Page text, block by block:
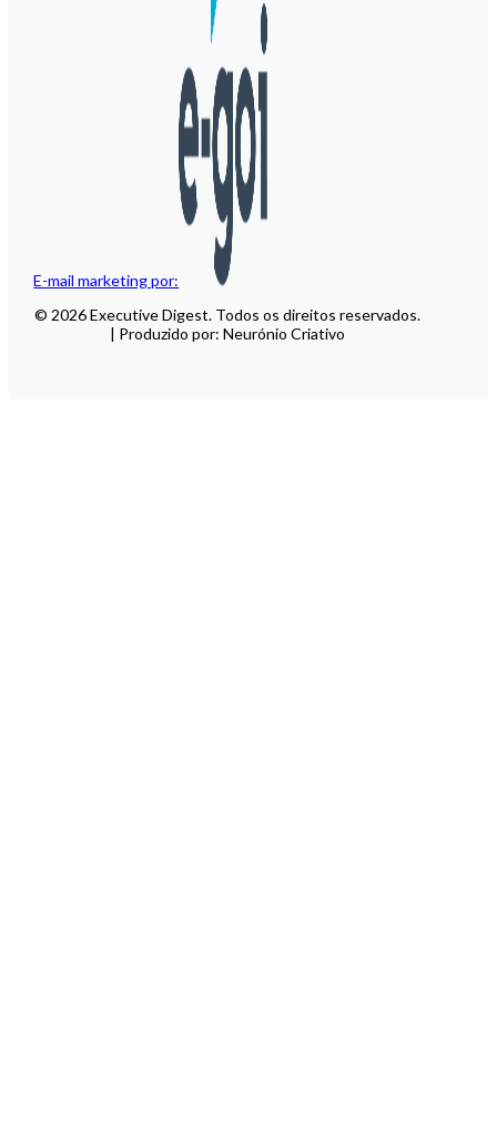
E-mail marketing por:
© 2026 Executive Digest. Todos os direitos reservados.
| Produzido por: Neurónio Criativo